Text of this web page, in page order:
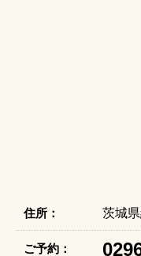
住所： 茨城
ご予約：